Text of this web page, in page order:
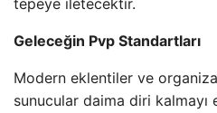
tepeye iletecektir.
Geleceğin Pvp Standartları
Modern eklentiler ve
sunucular daima diri kalmayı